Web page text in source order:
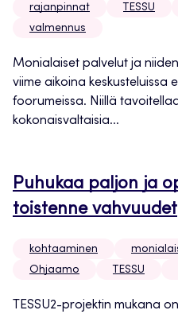
rajanpinnat
TESSU
valmennus
Monialaiset palvelut ja
viime aikoina keskusteluissa
foorumeissa. Niillä
kokonaisvaltaisia...
Puhukaa paljon ja
toistenne vahvuudet
kohtaaminen
Ohjaamo
TESSU
TESSU2-projektin mukana